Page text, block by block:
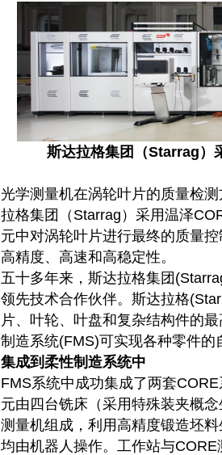
斯达拉格集团（Starrag）
光学测量机在涡轮叶片的质量检
拉格集团（Starrag）采用温泽
元中对涡轮叶片进行最终的质量
高精度、高速和高稳定性。
五十多年来，斯达拉格集团
领先技术合作伙伴。斯达拉格
片、叶轮、叶盘和复杂结构件的
制造系统(FMS)可实现各种零件的
集成到柔性制造系统中
FMS系统中成功集成了两套
元由四台铣床（采用特殊装夹概
测量机组成，利用高精度锻造坯
均由机器人操作。工作站与